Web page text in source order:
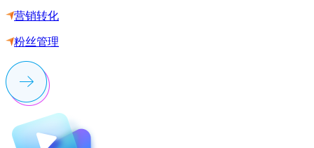
营销转化
粉丝管理